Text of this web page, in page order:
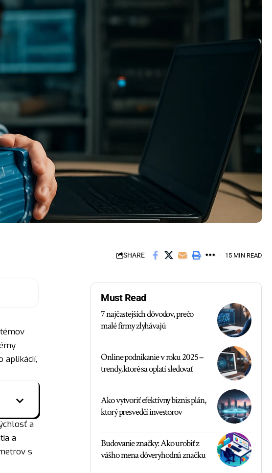
SHARE 15 MIN READ
aplikácií,
a
a
s
Must Read
7 najčastejších dôvodov, prečo
malé firmy zlyhávajú
Online podnikanie v roku 2025 –
trendy, ktoré sa oplatí sledovať
Ako vytvoriť efektívny biznis plán,
ktorý presvedčí investorov
Budovanie značky: Ako urobiť z
vášho mena dôveryhodnú značku